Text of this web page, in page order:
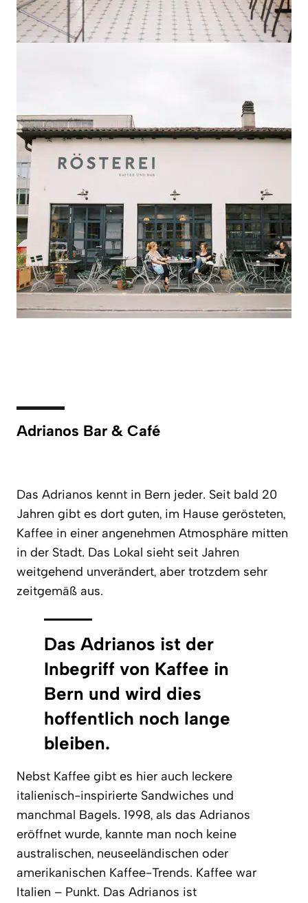
Adrianos Bar & Café
Das Adrianos kennt in Bern jeder. Seit bald 20
Jahren gibt es dort guten, im Hause gerösteten,
Kaffee in einer angenehmen Atmosphäre mitten
in der Stadt. Das Lokal sieht seit Jahren
weitgehend unverändert, aber trotzdem sehr
zeitgemäß aus.
Das Adrianos ist der
Inbegriff von Kaffee in
Bern und wird dies
hoffentlich noch lange
bleiben.
Nebst Kaffee gibt es hier auch leckere
italienisch-inspirierte Sandwiches und
manchmal Bagels. 1998, als das Adrianos
eröffnet wurde, kannte man noch keine
australischen, neuseeländischen oder
amerikanischen Kaffee-Trends. Kaffee war
Italien – Punkt. Das Adrianos ist